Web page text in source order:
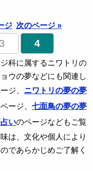
ジ 次のページ »
3 4
科に属するニワトリの
ウの夢などにも関連し
ジ、 ニワトリの夢の夢
ージ、 七面鳥の夢の夢
いのページなどもご覧
は、文化や個人により
であらかじめご了解く